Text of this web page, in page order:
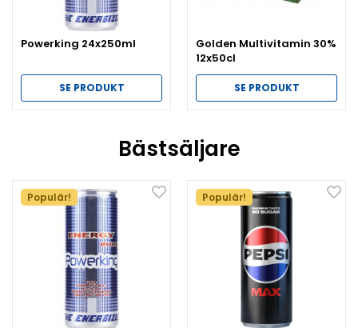
Powerking 24x250ml
SE PRODUKT
Golden Multivitamin 30%
12x50cl
SE PRODUKT
Bästsäljare
Populär! Populär!